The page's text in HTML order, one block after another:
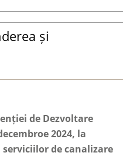
și
de Dezvoltare
2024, la
de canalizare